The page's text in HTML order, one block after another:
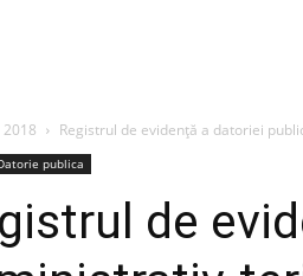
2018 Registrul de evidență a datoriei
publica
de